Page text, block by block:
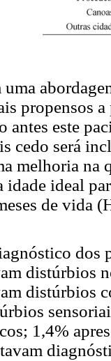
propensos
antes este
cedo será
melhoria na
idade ideal
de vida
dos
distúrbios
distúrbios
1,4%